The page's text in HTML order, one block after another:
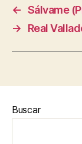
← Sálvame
→
Real
Buscar